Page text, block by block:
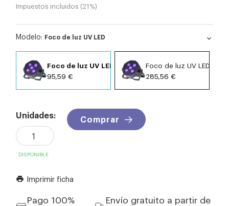
Impuestos incluidos (21%)
Modelo: Foco de luz UV LED expand_more
Foco de luz UV LED
95,59 €
Foco de luz UV LED SHX
285,56 €
Unidades: Comprar
DISPONIBLE
print Imprimir ficha
Pago 100%
Envío gratuito a partir de